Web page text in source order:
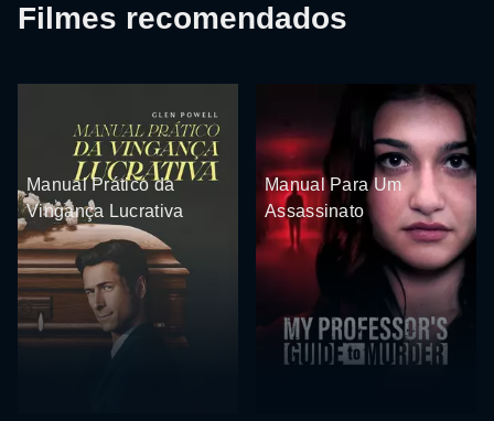
Filmes recomendados
Manual Prático da
Vingança Lucrativa
Manual Para Um
Assassinato